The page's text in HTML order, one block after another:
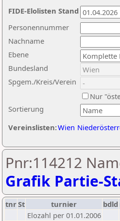
Nachname
Ebene
Sortierung
Personennummer
Bundesland
Spgem./Kreis/Verein
Nur
Vereinslisten:Wien
FIDE-Elolisten Stand
Pnr:114212
Grafik Partie-
tnrSt turnier bdld
Elozahl per 01.01.2006